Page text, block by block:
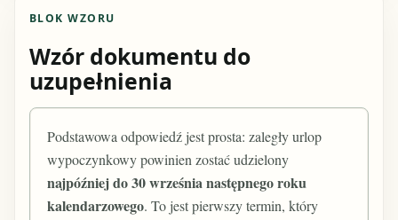
BLOK WZORU
Wzór dokumentu do
uzupełnienia
Podstawowa odpowiedź jest prosta: zaległy urlop
wypoczynkowy powinien zostać udzielony
najpóźniej do 30 września następnego roku
kalendarzowego. To jest pierwszy termin, który